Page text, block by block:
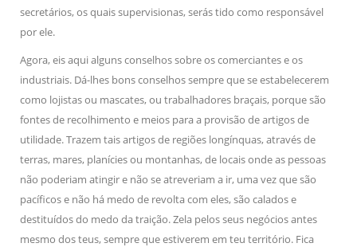
secretários, os quais supervisionas, serás tido como responsável
por ele.
Agora, eis aqui alguns conselhos sobre os comerciantes e os
industriais. Dá-lhes bons conselhos sempre que se estabelecerem
como lojistas ou mascates, ou trabalhadores braçais, porque são
fontes de recolhimento e meios para a provisão de artigos de
utilidade. Trazem tais artigos de regiões longínquas, através de
terras, mares, planícies ou montanhas, de locais onde as pessoas
não poderiam atingir e não se atreveriam a ir, uma vez que são
pacíficos e não há medo de revolta com eles, são calados e
destituídos do medo da traição. Zela pelos seus negócios antes
mesmo dos teus, sempre que estiverem em teu território. Fica